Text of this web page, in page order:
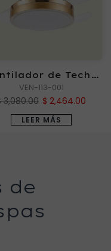
de Techo
TORNADO 72W
VEN-113-001
3,080.00 $ 2,464.00
LEER MÁS
de